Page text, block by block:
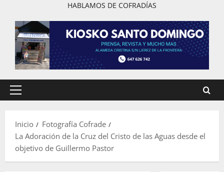
HABLAMOS DE COFRADÍAS
Menú
Inicio
Fotografía Cofrade
La Adoración de la Cruz del Cristo de las Aguas desde el
objetivo de Guillermo Pastor